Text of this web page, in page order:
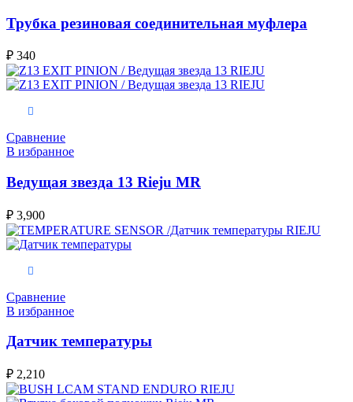
Трубка резиновая соединительная муфлера
₽ 340
Сравнение
В избранное
Ведущая звезда 13 Rieju MR
₽ 3,900
Сравнение
В избранное
Датчик температуры
₽ 2,210